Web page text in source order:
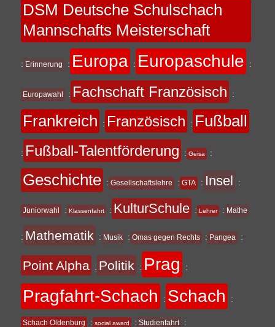
DSM Deutsche Schulschach
Mannschafts Meisterschaft
: Erinnerung : Europa : Europaschule :
Europawahl : Fachschaft Französisch :
Frankreich : Französisch : Fußball
: Fußball-Talentförderung : Geisa :
Geschichte : Gesellschaftslehre : GTA : Insel :
Juniorwahl : Klassenfahrt : KulturSchule : Lehrer : Mathe
: Mathematik : Musik : Omas gegen Rechts : Pangea :
Point Alpha : Politik : Prag :
Pragfahrt-Schach : Schach :
Schach Oldenburg : social award : Studienfahrt :